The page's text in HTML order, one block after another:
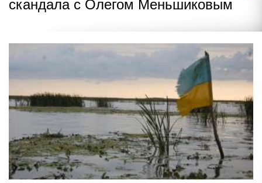
скандала с Олегом Меньшиковым